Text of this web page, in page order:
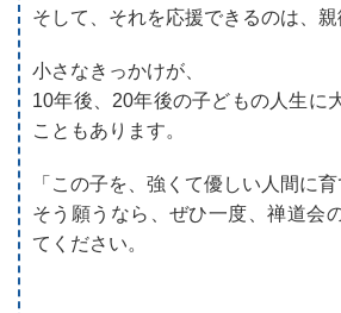
そして、それを応援できるのは、親
小さなきっかけが、
10年後、20年後の子どもの人生に
こともあります。
「この子を、強くて優しい人間に育
そう願うなら、ぜひ一度、禅道会
てください。